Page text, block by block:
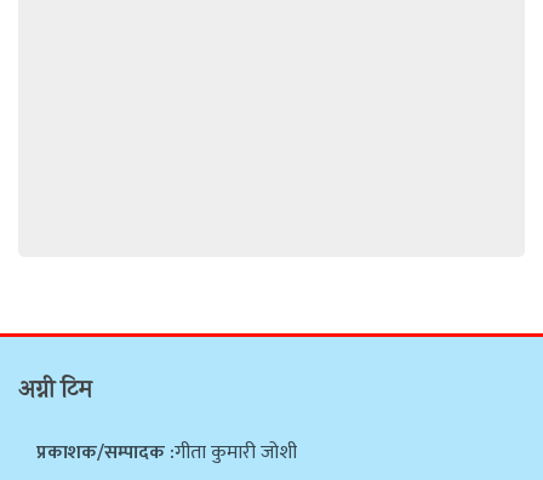
अग्नी टिम
प्रकाशक/सम्पादक :गीता कुमारी जोशी